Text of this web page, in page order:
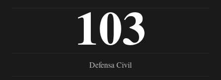
103
Defensa Civil